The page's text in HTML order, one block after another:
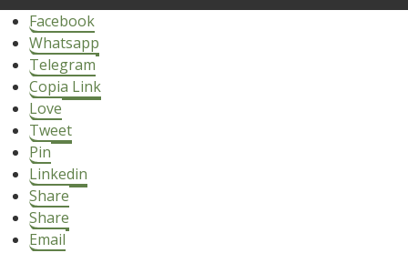
Facebook
Whatsapp
Telegram
Copia Link
Love
Tweet
Pin
Linkedin
Share
Share
Email